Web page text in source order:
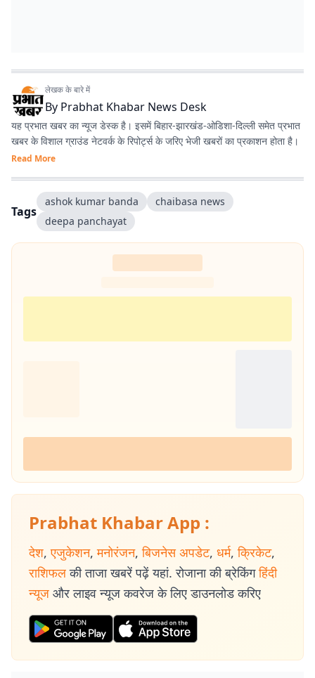
लेखक के बारे में
By Prabhat Khabar News Desk
यह प्रभात खबर का न्यूज डेस्क है। इसमें बिहार-झारखंड-ओडिशा-दिल्‍ली समेत प्रभात
खबर के विशाल ग्राउंड नेटवर्क के रिपोर्ट्स के जरिए भेजी खबरों का प्रकाशन होता है।
Read More
Tags
ashok kumar banda
chaibasa news
deepa panchayat
Prabhat Khabar App :
देश, एजुकेशन, मनोरंजन, बिजनेस अपडेट, धर्म, क्रिकेट,
राशिफल की ताजा खबरें पढ़ें यहां. रोजाना की ब्रेकिंग हिंदी
न्यूज और लाइव न्यूज कवरेज के लिए डाउनलोड करिए